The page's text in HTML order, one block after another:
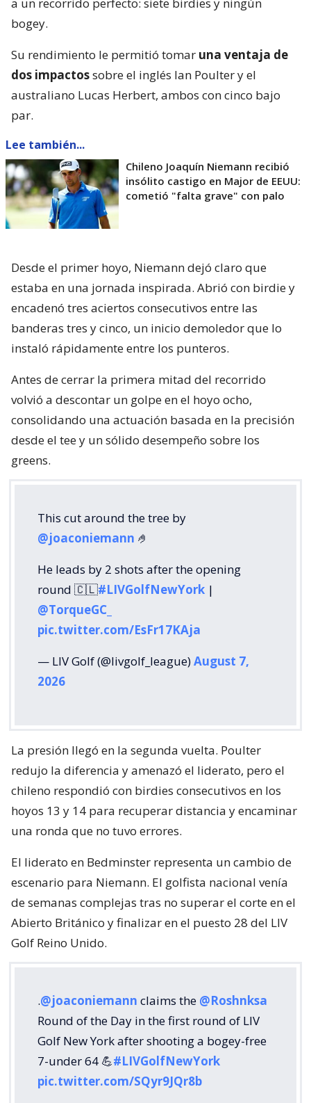
bogey.
Su rendimiento le permitió tomar una ventaja de
dos impactossobre el inglés Ian Poulter y el
australiano Lucas Herbert, ambos con cinco bajo
par.
Lee también...
Chileno Joaquín Niemann recibió
insólito castigo en Major de EEUU:
cometió "falta grave" con palo
Desde el primer hoyo, Niemann dejó claro que
estaba en una jornada inspirada. Abrió con birdie y
encadenó tres aciertos consecutivos entre las
banderas tres y cinco, un inicio demoledor que lo
instaló rápidamente entre los punteros.
Antes de cerrar la primera mitad del recorrido
volvió a descontar un golpe en el hoyo ocho,
consolidando una actuación basada en la precisión
desde el tee y un sólido desempeño sobre los
greens.
This cut around the tree by
@joaconiemann 🤌
He leads by 2 shots after the opening
round 🇨🇱#LIVGolfNewYork |
@TorqueGC_
pic.twitter.com/EsFr17KAja
— LIV Golf (@livgolf_league)August 7,
2026
La presión llegó en la segunda vuelta. Poulter
redujo la diferencia y amenazó el liderato, pero el
chileno respondió con birdies consecutivos en los
hoyos 13 y 14 para recuperar distancia y encaminar
una ronda que no tuvo errores.
El liderato en Bedminster representa un cambio de
escenario para Niemann. El golfista nacional venía
de semanas complejas tras no superar el corte en el
Abierto Británico y finalizar en el puesto 28 del LIV
Golf Reino Unido.
.@joaconiemann claims the @Roshnksa
Round of the Day in the first round of LIV
Golf New York after shooting a bogey-free
7-under 64 💪#LIVGolfNewYork
pic.twitter.com/SQyr9JQr8b